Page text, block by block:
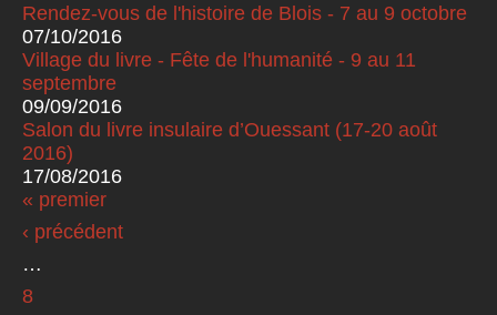
Rendez-vous de l'histoire de Blois - 7 au 9 octobre
07/10/2016
Village du livre - Fête de l'humanité - 9 au 11
septembre
09/09/2016
Salon du livre insulaire d’Ouessant (17-20 août
2016)
17/08/2016
Pages
« premier
‹ précédent
…
8